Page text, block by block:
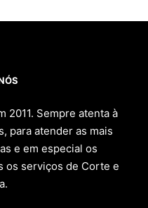
2011. Sempre atenta à
para atender as mais
e em especial os
os serviços de Corte e